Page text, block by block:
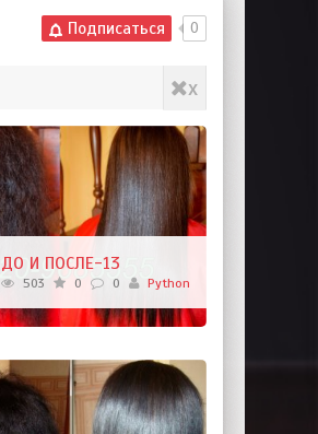
Подписаться 0
x
ДО И ПОСЛЕ-13
503 0 0 Python